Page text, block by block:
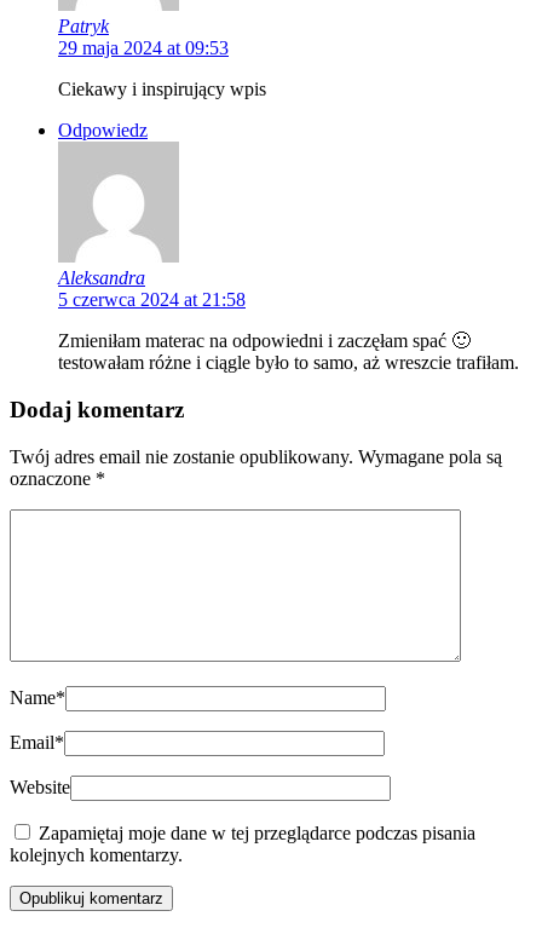
Patryk
29 maja 2024 at 09:53
Ciekawy i inspirujący wpis
Odpowiedz
Aleksandra
5 czerwca 2024 at 21:58
Zmieniłam materac na odpowiedni i zaczęłam spać 🙂
testowałam różne i ciągle było to samo, aż wreszcie trafiłam.
Dodaj komentarz
Twój adres email nie zostanie opublikowany. Wymagane pola są
oznaczone *
Name*
Email*
Website
Zapamiętaj moje dane w tej przeglądarce podczas pisania
kolejnych komentarzy.